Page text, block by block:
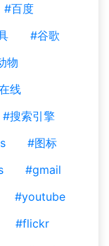
#百度
#谷歌
物
线
#搜索引擎
#图标
#gmail
#youtube
#flickr